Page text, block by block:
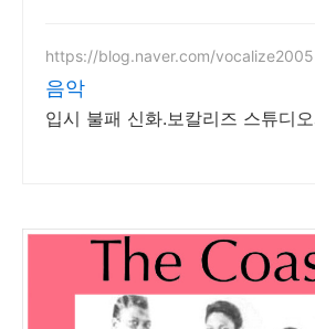
https://blog.naver.com/vocalize2005
음악
입시 불패 신화.보칼리즈 스튜디